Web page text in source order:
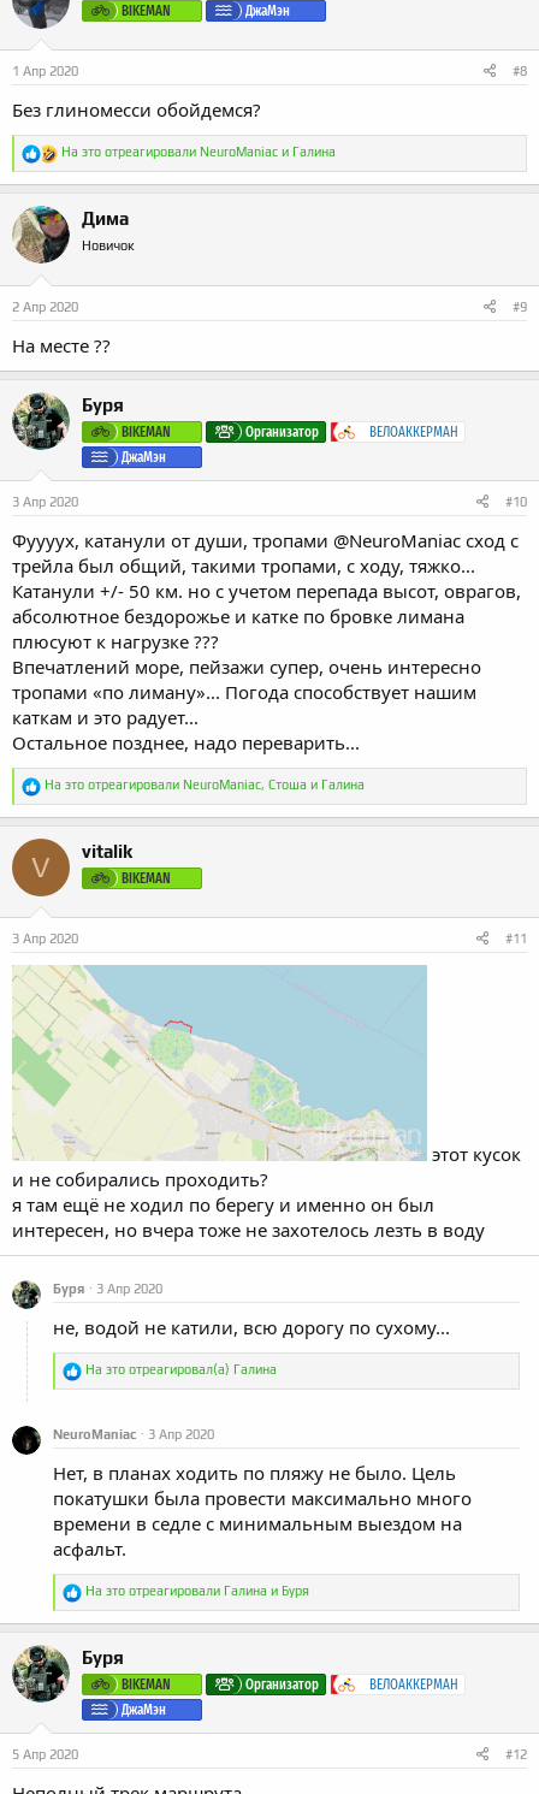
BIKEMAN ДжаМэн
1 Апр 2020 #8
Без глиномесси обойдемся?
Р
а
ц
и
и
На это отреагировали NeuroManiac и Галина
Дима
Новичок
2 Апр 2020 #9
На месте ??
Буря
BIKEMAN Организатор
ВЕЛОАККЕРМАН
ДжаМэн
3 Апр 2020 #10
Фуууух, катанули от души, тропами @NeuroManiac сход с
трейла был общий, такими тропами, с ходу, тяжко...
Катанули +/- 50 км. но с учетом перепада высот, оврагов,
абсолютное бездорожье и катке по бровке лимана
плюсуют к нагрузке ???
Впечатлений море, пейзажи супер, очень интересно
тропами «по лиману»... Погода способствует нашим
каткам и это радует...
Остальное позднее, надо переварить...
Р
а
к
ц
и
и
:
На это отреагировали NeuroManiac, Стоша и Галина
V vitalik
BIKEMAN
3 Апр 2020 #11
этот кусок
и не собирались проходить?
я там ещё не ходил по берегу и именно он был
интересен, но вчера тоже не захотелось лезть в воду
Буря 3 Апр 2020
не, водой не катили, всю дорогу по сухому...
Р
ц
и
:
На это отреагировал(а) Галина
NeuroManiac 3 Апр 2020
Нет, в планах ходить по пляжу не было. Цель
покатушки была провести максимально много
времени в седле с минимальным выездом на
асфальт.
Р
а
ц
и
На это отреагировали Галина и Буря
Буря
BIKEMAN Организатор
ВЕЛОАККЕРМАН
ДжаМэн
5 Апр 2020 #12